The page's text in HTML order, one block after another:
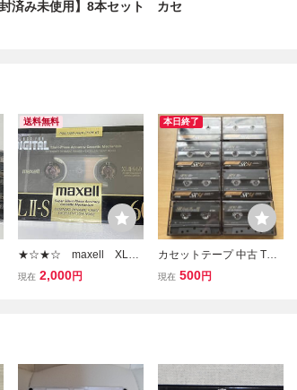
済み未使用】8本セット カセ
送料無料
★☆★☆ maxell XLⅡ-
S 60 カセットテープ
現在 2,000円
本日終了
カセットテープ 中古 TDK
SR 8本セット 消磁処理済
現在 500円